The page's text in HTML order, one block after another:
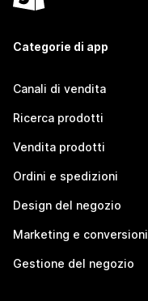
Categorie di app
Canali di vendita
Ricerca prodotti
Vendita prodotti
Ordini e spedizioni
Design del negozio
Marketing e conversioni
Gestione del negozio